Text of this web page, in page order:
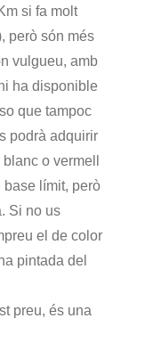
si fa molt
però són més
vulgueu, amb
ha disponible
que tampoc
podrà adquirir
o vermell
base límit, però
Si no us
el de color
pintada del
preu, és una